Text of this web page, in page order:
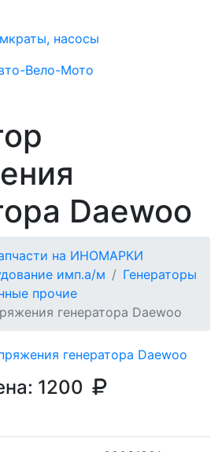
насосы
Вело-Мото
Daewoo
на ИНОМАРКИ
имп.а/м
Генераторы
прочие
генератора Daewoo
1200